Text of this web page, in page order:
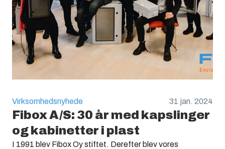
Virksomhedsnyhede 31 jan. 2024
Fibox A/S: 30 år med kapslinger
og kabinetter i plast
I 1991 blev Fibox Oy stiftet. Derefter blev vores